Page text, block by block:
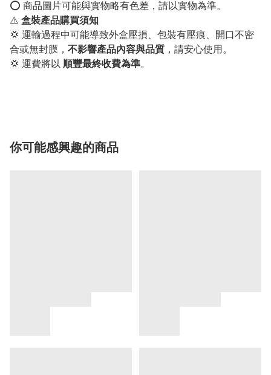
⭕️ 商品圖片可能與實物略有色差，請以實物為準。
⚠️ 盒裝產品購買須知
💢 運輸過程中可能導致外盒壓損、包裝有壓痕、開口不密
合或無封膜， 不影響產品內容與品質 ，請安心使用。
💢 運費將以 順豐最終收費為準。
你可能感興趣的商品